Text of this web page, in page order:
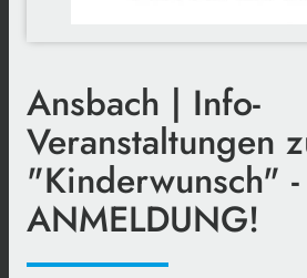
Ansbach | Info-
Veranstaltungen
"Kinderwunsch" -
ANMELDUNG!